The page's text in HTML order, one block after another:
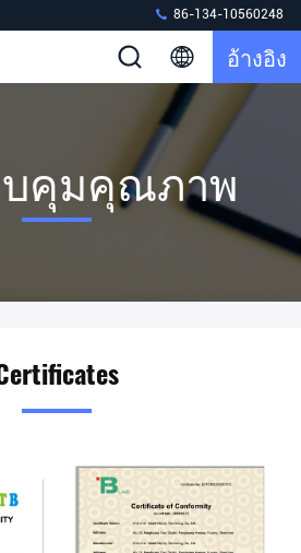
86-134-10560248
อ้างอิง
คุมคุณภาพ